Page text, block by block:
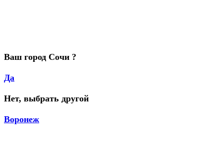
Ваш город Сочи ?
Да
Нет, выбрать другой
Воронеж